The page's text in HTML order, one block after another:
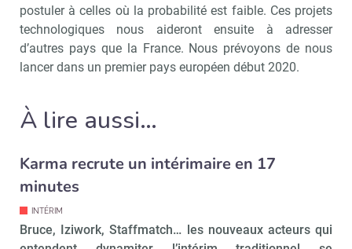
postuler à celles où la probabilité est faible. Ces projets
technologiques nous aideront ensuite à adresser
d’autres pays que la France. Nous prévoyons de nous
lancer dans un premier pays européen début 2020.
À lire aussi…
Karma recrute un intérimaire en 17
minutes
INTÉRIM
Bruce, Iziwork, Staffmatch… les nouveaux acteurs qui